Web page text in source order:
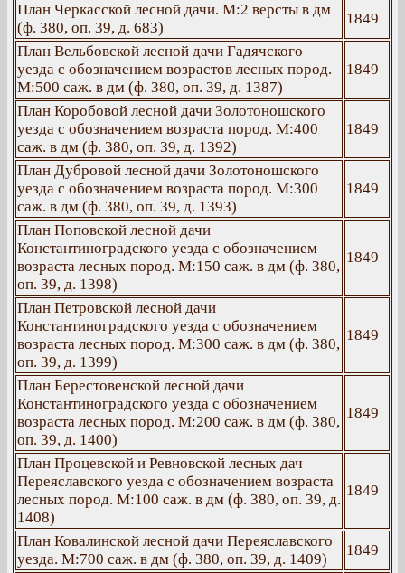
План Черкасской лесной дачи. М:2 версты в дм
(ф. 380, оп. 39, д. 683)
1849
План Вельбовской лесной дачи Гадячского
уезда с обозначением возрастов лесных пород.
М:500 саж. в дм (ф. 380, оп. 39, д. 1387)
1849
План Коробовой лесной дачи Золотоношского
уезда с обозначением возраста пород. М:400
саж. в дм (ф. 380, оп. 39, д. 1392)
1849
План Дубровой лесной дачи Золотоношского
уезда с обозначением возраста пород. М:300
саж. в дм (ф. 380, оп. 39, д. 1393)
1849
План Поповской лесной дачи
Константиноградского уезда с обозначением
возраста лесных пород. М:150 саж. в дм (ф. 380,
оп. 39, д. 1398)
1849
План Петровской лесной дачи
Константиноградского уезда с обозначением
возраста лесных пород. М:300 саж. в дм (ф. 380,
оп. 39, д. 1399)
1849
План Берестовенской лесной дачи
Константиноградского уезда с обозначением
возраста лесных пород. М:200 саж. в дм (ф. 380,
оп. 39, д. 1400)
1849
План Процевской и Ревновской лесных дач
Переяславского уезда с обозначением возраста
лесных пород. М:100 саж. в дм (ф. 380, оп. 39, д.
1408)
1849
План Ковалинской лесной дачи Переяславского
уезда. М:700 саж. в дм (ф. 380, оп. 39, д. 1409)
1849